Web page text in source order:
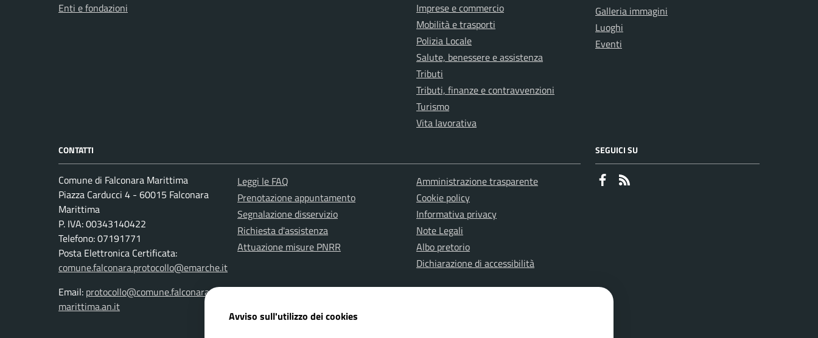
Enti e fondazioni
Imprese e commercio
Mobilità e trasporti
Polizia Locale
Salute, benessere e assistenza
Tributi
Tributi, finanze e contravvenzioni
Turismo
Vita lavorativa
Galleria immagini
Luoghi
Eventi
CONTATTI
Comune di Falconara Marittima
Piazza Carducci 4 - 60015 Falconara
Marittima
P. IVA: 00343140422
Telefono: 07191771
Posta Elettronica Certificata:
comune.falconara.protocollo@emarche.it
Email: protocollo@comune.falconara-
marittima.an.it
Leggi le FAQ
Prenotazione appuntamento
Segnalazione disservizio
Richiesta d'assistenza
Attuazione misure PNRR
Amministrazione trasparente
Cookie policy
Informativa privacy
Note Legali
Albo pretorio
Dichiarazione di accessibilità
SEGUICI SU
Faceboook
Avviso sull'utilizzo dei cookies